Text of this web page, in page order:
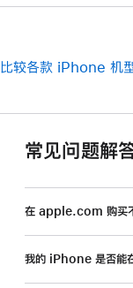
比较各款 iPhone 机
常见问题解
在 apple.com 购买
我的 iPhone 是否能